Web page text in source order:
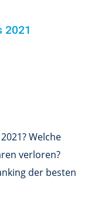
2021
Welche
verloren?
der besten